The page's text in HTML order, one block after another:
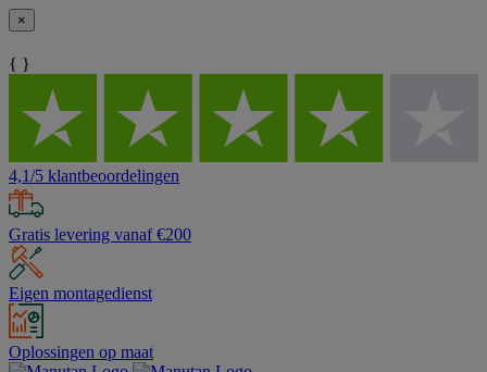
×
{ }
4,1/5 klantbeoordelingen
Gratis levering vanaf €200
Eigen montagedienst
Oplossingen op maat